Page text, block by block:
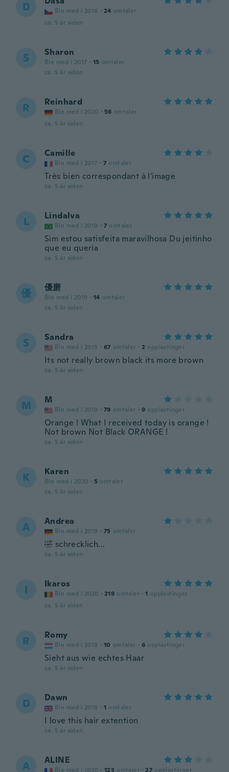
D Ble med i 2016 · 24 omtaler
ca. 5 år siden
S Sharon
Ble med i 2017 · 15 omtaler
ca. 5 år siden
R Reinhard
Ble med i 2020 · 56 omtaler
ca. 5 år siden
C Camille
Ble med i 2017 · 7 omtaler
Très bien correspondant à l'image
ca. 5 år siden
L Lindalva
Ble med i 2019 · 7 omtaler
Sim estou satisfeita maravilhosa Du jeitinho
que eu queria
ca. 5 år siden
優 優磨
Ble med i 2019 · 14 omtaler
ca. 5 år siden
S Sandra
Ble med i 2015 · 67 omtaler · 2 opplastinger
Its not really brown black its more brown
ca. 5 år siden
M M
Ble med i 2019 · 79 omtaler · 9 opplastinger
Orange ! What I received today is orange !
Not brown Not Black ORANGE !
ca. 5 år siden
K Karen
Ble med i 2020 · 5 omtaler
ca. 5 år siden
A Andrea
Ble med i 2019 · 75 omtaler
🤣 schrecklich...
ca. 5 år siden
I Ikaros
Ble med i 2020 · 219 omtaler · 1 opplastinger
ca. 5 år siden
R Romy
Ble med i 2018 · 10 omtaler · 6 opplastinger
Sieht aus wie echtes Haar
ca. 5 år siden
D Dawn
Ble med i 2018 · 1 omtaler
I love this hair extention
ca. 5 år siden
A ALINE
Ble med i 2020 · 123 omtaler · 27 opplastinger